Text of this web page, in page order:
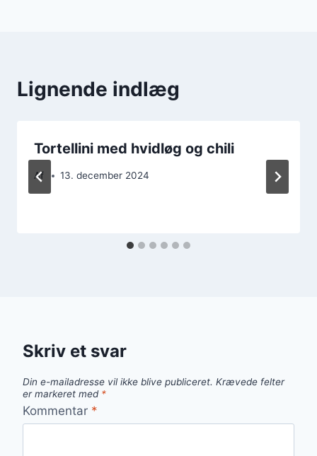
Lignende indlæg
Tortellini med hvidløg og chili
Af 13. december 2024
Skriv et svar
Din e-mailadresse vil ikke blive publiceret. Krævede felter
er markeret med *
Kommentar *